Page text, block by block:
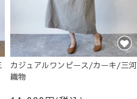
カジュアルワンピース/カーキ/三河
織物